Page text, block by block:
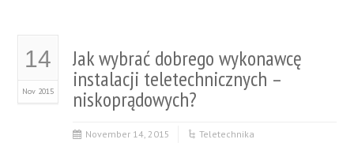
14
Nov 2015
Jak wybrać dobrego wykonawcę
instalacji teletechnicznych –
niskoprądowych?
November 14, 2015 Teletechnika